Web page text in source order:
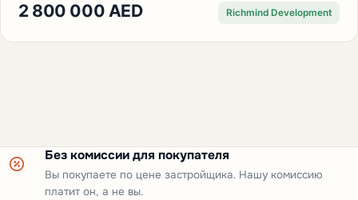
2 800 000 AED Richmind Development
Без комиссии для покупателя
Вы покупаете по цене застройщика. Нашу комиссию
платит он, а не вы.